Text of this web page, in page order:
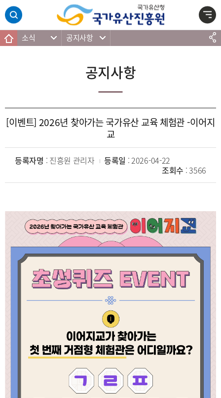
본문 바로가기
주메뉴 바로가기
하단 바로가기
소식 공지사항
공지사항
[이벤트] 2026년 찾아가는 국가유산 교육 체험관 -이어지
교
등록자명 : 진흥원 관리자 등록일 : 2026-04-22
조회수 : 3566